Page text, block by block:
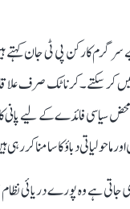
کارکن پی ٹی جان کہتے
کر سکتے۔ کرناٹک صرف
سیاسی فائدے کے لیے پانی
ماحولیاتی دباؤ کا سامنا کر
ہے وہ پورے دریائی